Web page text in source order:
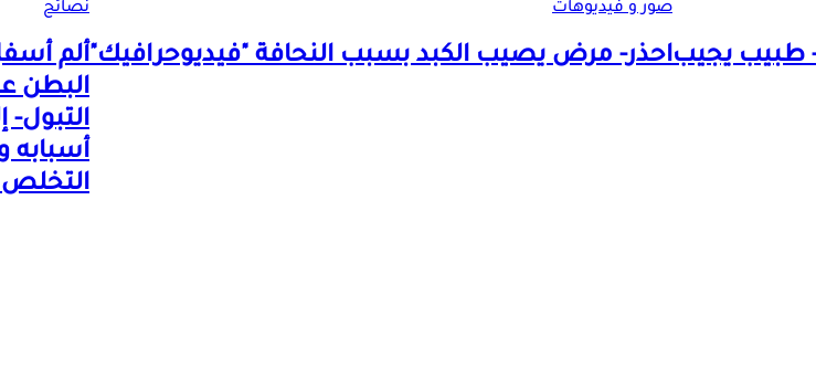
طبيب يجيب
صور و فيديوهات
احذر- مرض يصيب الكبد بسبب النحافة "فيديوحرافيك"
نصائح
ألم
البطن
التبول-
أسبابه